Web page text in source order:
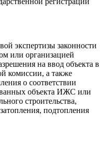
экспертизы законности
или организацией
на ввод объекта в
комиссии, а также
о соответствии
объекта ИЖС или
строительства,
подтопления